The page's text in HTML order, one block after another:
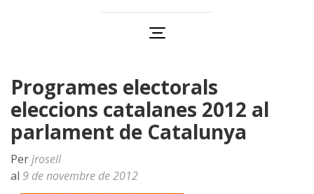
Programes electorals
eleccions catalanes 2012 al
parlament de Catalunya
Perjrosell
al 9 de novembre de 2012